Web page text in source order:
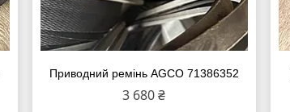
Приводний ремінь AGCO 71386352
3 680 ₴